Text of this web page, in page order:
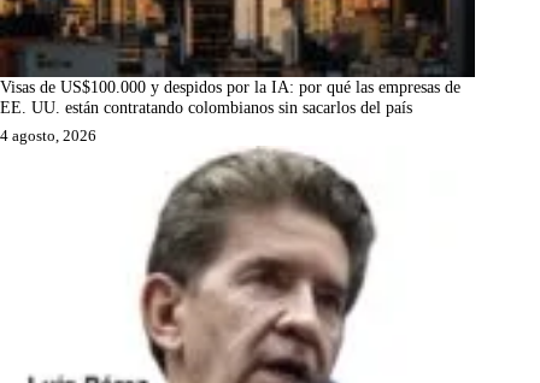
Visas de US$100.000 y despidos por la IA: por qué las empresas de
EE. UU. están contratando colombianos sin sacarlos del país
4 agosto, 2026